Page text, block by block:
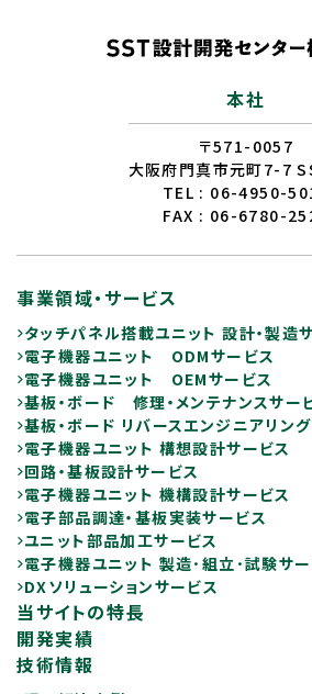
本社
〒571-0057
大阪府門真市元町7-7
TEL : 06-4950-
FAX : 06-6780-
事業領域・サービス
タッチパネル搭載ユニット 設計・製造
電子機器ユニット ODMサービス
電子機器ユニット OEMサービス
基板・ボード 修理・メンテナンスサー
基板・ボード リバースエンジニアリン
電子機器ユニット 構想設計サービス
回路・基板設計サービス
電子機器ユニット 機構設計サービス
電子部品調達・基板実装サービス
ユニット部品加工サービス
電子機器ユニット 製造･組立･試験サ
DXソリューションサービス
当サイトの特長
開発実績
技術情報